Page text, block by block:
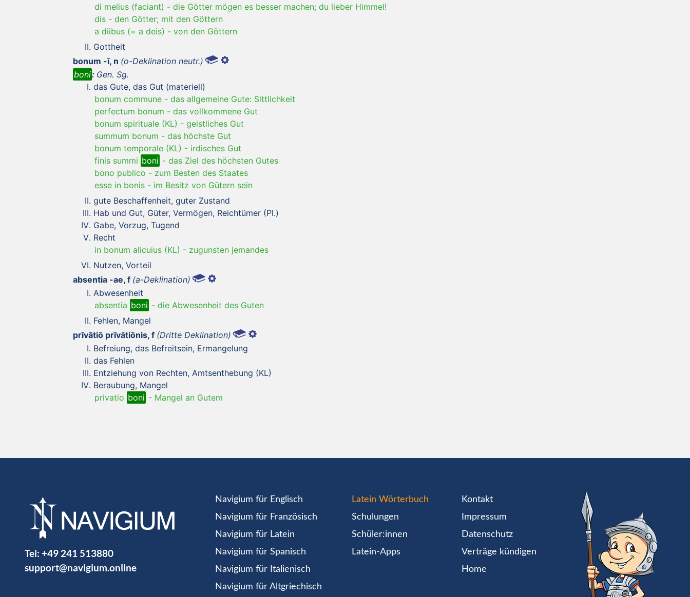
di melius (faciant) - die Götter mögen es besser machen; du lieber Himmel!
dis - den Götter; mit den Göttern
a diibus (= a deis) - von den Göttern
Gottheit
bonum -ī, n (o-Deklination neutr.)
boni: Gen. Sg.
das Gute, das Gut (materiell)
bonum commune - das allgemeine Gute: Sittlichkeit
perfectum bonum - das vollkommene Gut
bonum spirituale (KL) - geistliches Gut
summum bonum - das höchste Gut
bonum temporale (KL) - irdisches Gut
finis summi boni - das Ziel des höchsten Gutes
bono publico - zum Besten des Staates
esse in bonis - im Besitz von Gütern sein
gute Beschaffenheit, guter Zustand
Hab und Gut, Güter, Vermögen, Reichtümer (Pl.)
Gabe, Vorzug, Tugend
Recht
in bonum alicuius (KL) - zugunsten jemandes
Nutzen, Vorteil
absentia -ae, f (a-Deklination)
Abwesenheit
absentia boni - die Abwesenheit des Guten
Fehlen, Mangel
prīvātiō prīvātiōnis, f (Dritte Deklination)
Befreiung, das Befreitsein, Ermangelung
das Fehlen
Entziehung von Rechten, Amtsenthebung (KL)
Beraubung, Mangel
privatio boni - Mangel an Gutem
Tel: +49 241 513880
support@navigium.online
Navigium für Englisch
Navigium für Französisch
Navigium für Latein
Navigium für Spanisch
Navigium für Italienisch
Navigium für Altgriechisch
Latein Wörterbuch
Schulungen
Schüler:innen
Latein-Apps
Kontakt
Impressum
Datenschutz
Verträge kündigen
Home